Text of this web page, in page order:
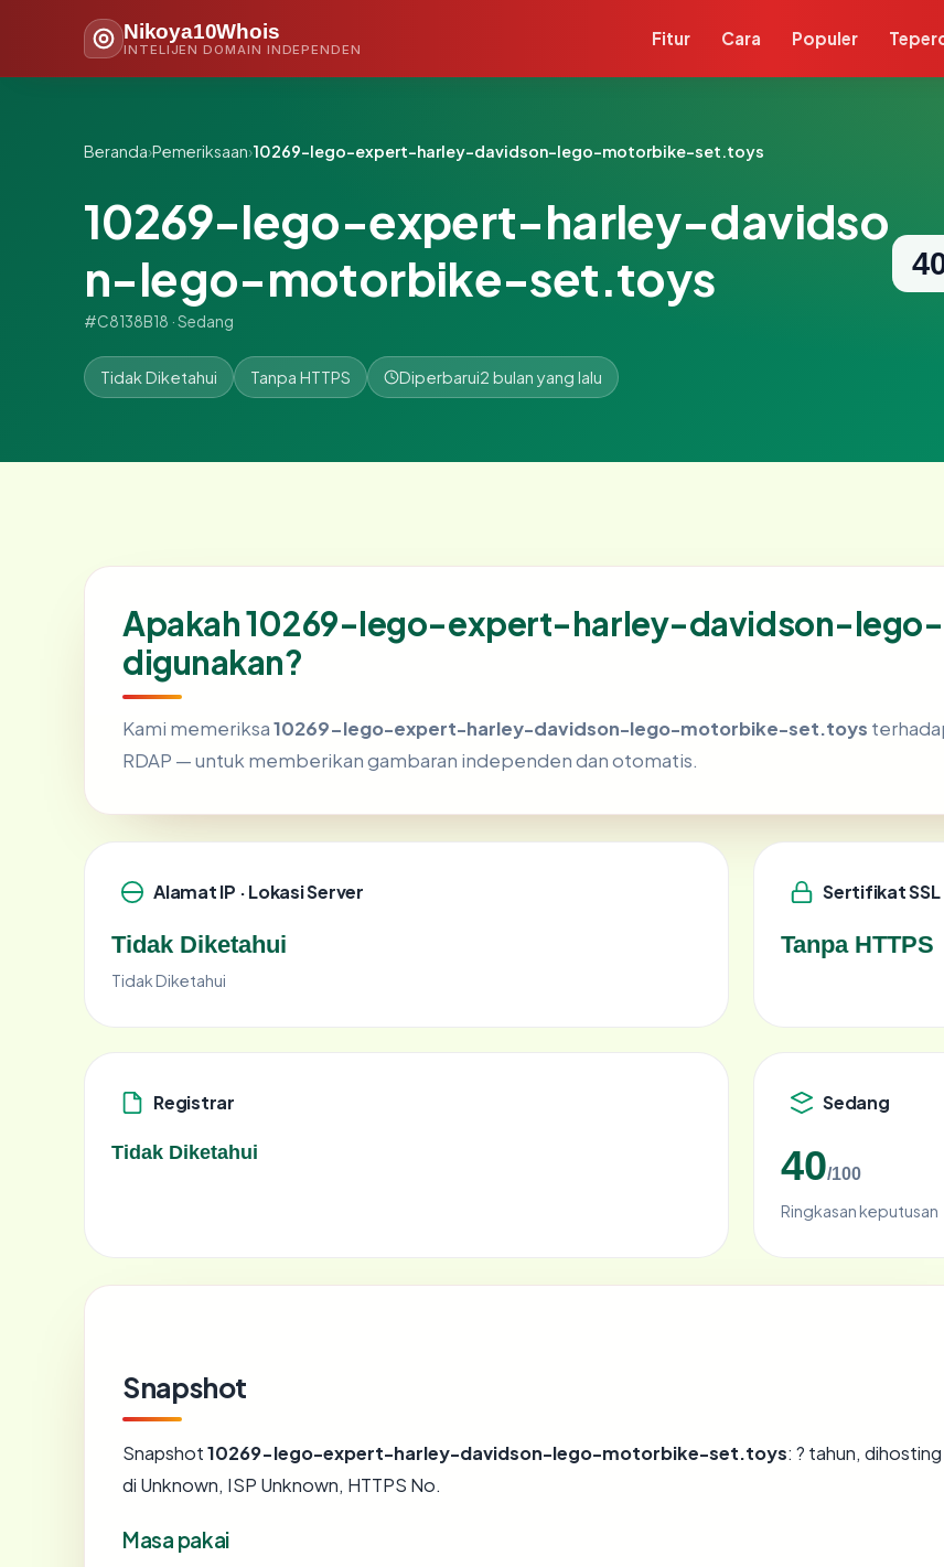
Nikoya10Whois
INTELIJEN DOMAIN INDEPENDEN
Fitur Cara Populer
Beranda›Pemeriksaan›10269-lego-expert-harley-davidson-lego-motorbike-set.toys
10269-lego-expert-harley-davidso
n-lego-motorbike-set.toys
#C8138B18 · Sedang
Tidak Diketahui Tanpa HTTPS Diperbarui2 bulan yang lalu
Apakah 10269-lego-expert-harley-davidson-
digunakan?
Kami memeriksa10269-lego-expert-harley-davidson-lego-motorbike-set.toys
RDAP — untuk memberikan gambaran independen dan otomatis.
Alamat IP · Lokasi Server
Tidak Diketahui
Tidak Diketahui
Sertifikat SSL
Tanpa HTTPS
Registrar
Tidak Diketahui
Sedang
40/100
Ringkasan keputusan
Snapshot
Snapshot10269-lego-expert-harley-davidson-lego-motorbike-set.toys: ? tahun, dihosting
di Unknown, ISP Unknown, HTTPS No.
Masa pakai